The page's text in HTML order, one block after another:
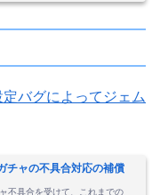
バグによってジェム
チャの不具合対応の補償
不具合を受けて、これまでの